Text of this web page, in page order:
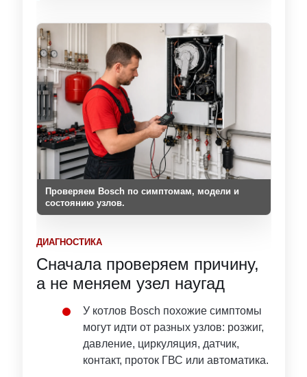
Проверяем Bosch по симптомам, модели и
состоянию узлов.
ДИАГНОСТИКА
Сначала проверяем причину,
а не меняем узел наугад
У котлов Bosch похожие симптомы
могут идти от разных узлов: розжиг,
давление, циркуляция, датчик,
контакт, проток ГВС или автоматика.